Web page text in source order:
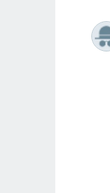
Нужно
есть
от
Как